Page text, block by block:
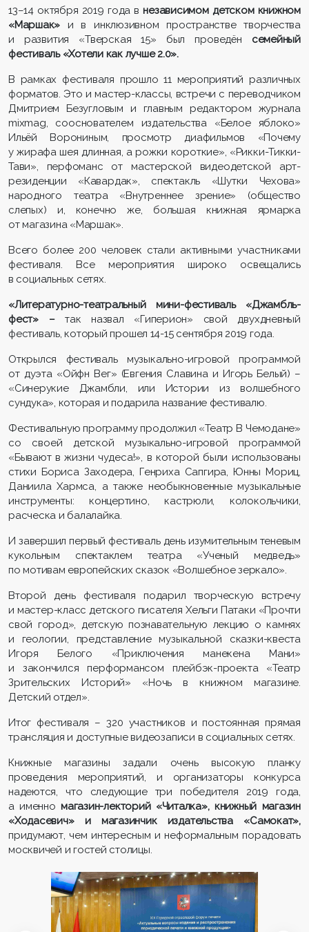
13–14 октября 2019 года внезависимом детском книжном
«Маршак» и в инклюзивном пространстве творчества
и развития «Тверская 15» был проведён семейный
фестиваль «Хотели как лучше 2.0».
В рамках фестиваля прошло 11 мероприятий различных
форматов. Это и мастер-классы, встречи с переводчиком
Дмитрием Безугловым и главным редактором журнала
mixmag, сооснователем издательства «Белое яблоко»
Ильёй Ворониным, просмотр диафильмов «Почему
у жирафа шея длинная, а рожки короткие», «Рикки-Тикки-
Тави», перфоманс от мастерской видеодетской арт-
резиденции «Кавардак», спектакль «Шутки Чехова»
народного театра «Внутреннее зрение» (общество
слепых) и, конечно же, большая книжная ярмарка
от магазина «Маршак».
Всего более 200 человек стали активными участниками
фестиваля. Все мероприятия широко освещались
в социальных сетях.
«Литературно-театральный мини-фестиваль «Джамбль-
фест» – так назвал «Гиперион» свой двухдневный
фестиваль, который прошел 14-15 сентября 2019 года.
Открылся фестиваль музыкально-игровой программой
от дуэта «Ойфн Вег» (Евгения Славина и Игорь Белый) –
«Синерукие Джамбли, или Истории из волшебного
сундука», которая и подарила название фестивалю.
Фестивальную программу продолжил «Театр В Чемодане»
со своей детской музыкально-игровой программой
«Бывают в жизни чудеса!», в которой были использованы
стихи Бориса Заходера, Генриха Сапгира, Юнны Мориц,
Даниила Хармса, а также необыкновенные музыкальные
инструменты: концертино, кастрюли, колокольчики,
расческа и балалайка.
И завершил первый фестиваль день изумительным теневым
кукольным спектаклем театра «Ученый медведь»
по мотивам европейских сказок «Волшебное зеркало».
Второй день фестиваля подарил творческую встречу
и мастер-класс детского писателя Хельги Патаки «Прочти
свой город», детскую познавательную лекцию о камнях
и геологии, представление музыкальной сказки-квеста
Игоря Белого «Приключения манекена Мани»
и закончился перформансом плейбэк-проекта «Театр
Зрительских Историй» «Ночь в книжном магазине.
Детский отдел».
Итог фестиваля – 320 участников и постоянная прямая
трансляция и доступные видеозаписи в социальных сетях.
Книжные магазины задали очень высокую планку
проведения мероприятий, и организаторы конкурса
надеются, что следующие три победителя 2019 года,
а именномагазин-лекторий «Читалка», книжный магазин
«Ходасевич» и магазинчик издательства «Самокат»,
придумают, чем интересным и неформальным порадовать
москвичей и гостей столицы.